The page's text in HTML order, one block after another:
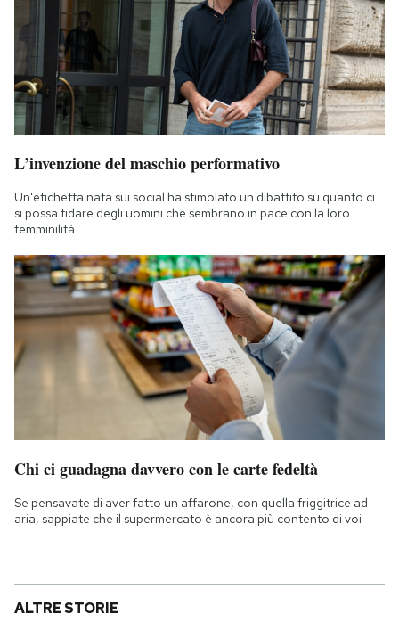
L’invenzione del maschio performativo
Un'etichetta nata sui social ha stimolato un dibattito su quanto ci
si possa fidare degli uomini che sembrano in pace con la loro
femminilità
Chi ci guadagna davvero con le carte fedeltà
Se pensavate di aver fatto un affarone, con quella friggitrice ad
aria, sappiate che il supermercato è ancora più contento di voi
ALTRE STORIE